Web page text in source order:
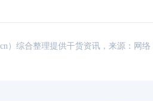
）综合整理提供干货资讯，来源：网